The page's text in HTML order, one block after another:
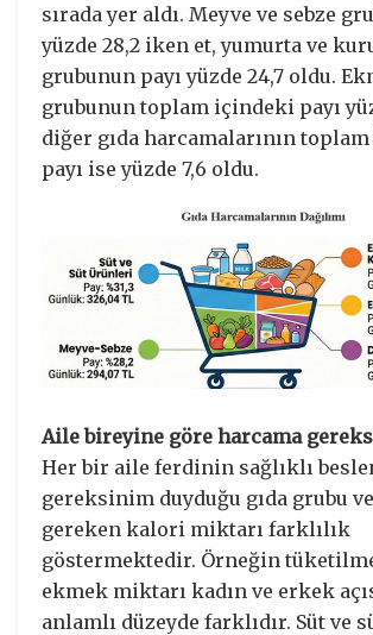
sırada yer aldı. Meyve ve sebze
yüzde 28,2 iken et, yumurta ve
grubunun payı yüzde 24,7 oldu.
grubunun toplam içindeki payı
diğer gıda harcamalarının
payı ise yüzde 7,6 oldu.
Aile bireyine göre harcama
Her bir aile ferdinin sağlıklı
gereksinim duyduğu gıda grubu
gereken kalori miktarı farklılık
göstermektedir. Örneğin
ekmek miktarı kadın ve erkek
anlamlı düzeyde farklıdır. Süt ve